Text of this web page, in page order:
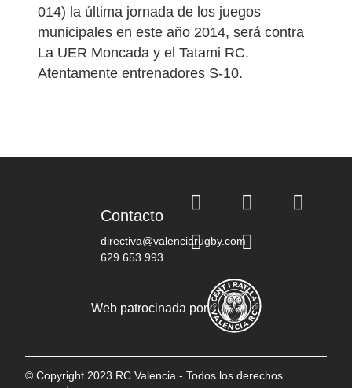
014) la última jornada de los juegos
municipales en este año 2014, será contra
La UER Moncada y el Tatami RC.
Atentamente entrenadores S-10.
Contacto
directiva@valenciarugby.com
629 653 993
Web patrocinada por
© Copyright 2023 RC Valencia - Todos los derechos